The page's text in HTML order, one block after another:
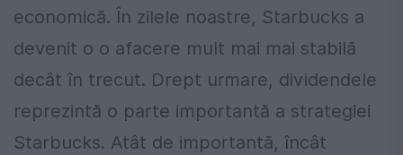
economică. În zilele noastre, Starbucks a
devenit o o afacere mult mai mai stabilă
decât în trecut. Drept urmare, dividendele
reprezintă o parte importantă a strategiei
Starbucks. Atât de importantă, încât